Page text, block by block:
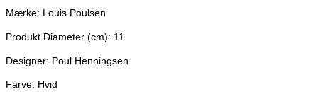
Mærke: Louis Poulsen
Produkt Diameter (cm): 11
Designer: Poul Henningsen
Farve: Hvid